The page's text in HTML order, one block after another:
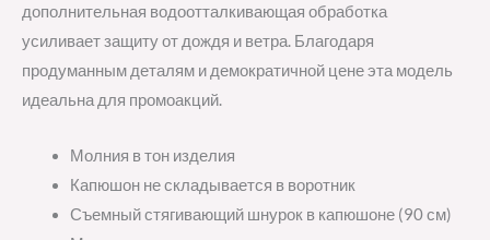
дополнительная водоотталкивающая обработка
усиливает защиту от дождя и ветра. Благодаря
продуманным деталям и демократичной цене эта модель
идеальна для промоакций.
Молния в тон изделия
Капюшон не складывается в воротник
Съемный стягивающий шнурок в капюшоне (90 см)